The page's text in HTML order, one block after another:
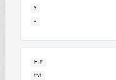
۶
۰
۳۰۴
۲۷۱